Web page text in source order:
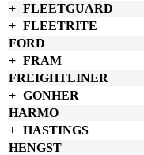
FLEETGUARD
FLEETRITE
FORD
FRAM
FREIGHTLINER
GONHER
HARMO
HASTINGS
HENGST